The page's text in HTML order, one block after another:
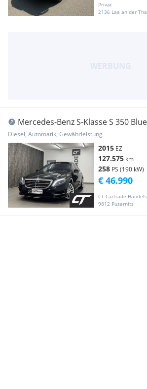
Privat
2136 Laa an der
Mercedes-Benz S-Klasse S 350
Aut. AMG-LINE/ CHAFFEUR-PAKE...
Diesel, Automatik, Gewährleistung
2015 EZ
127.575 km
258 PS (190 kW)
CT Cartrade
9812 Pusarnitz
€ 46.990